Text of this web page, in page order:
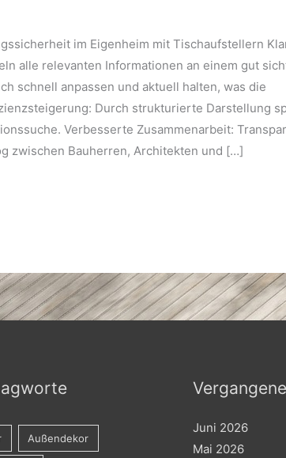
im Eigenheim mit Tischaufstellern
alle relevanten Informationen an einem gut
schnell anpassen und aktuell halten, was die
Durch strukturierte Darstellung
Verbesserte Zusammenarbeit:
zwischen Bauherren, Architekten und […]
Außendekor
Juni 2026
Mai 2026